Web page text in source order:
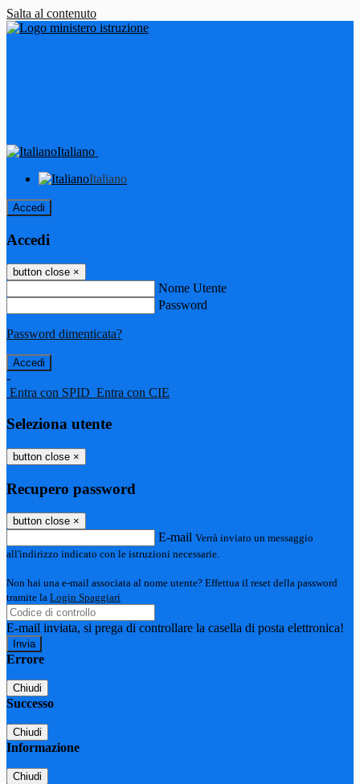
Salta al contenuto
Italiano
Italiano
Accedi
Accedi
button close ×
Nome Utente
Password
Password dimenticata?
-
Entra con SPID Entra con CIE
Seleziona utente
button close ×
Recupero password
button close ×
E-mail Verrà inviato un messaggio
all'indirizzo indicato con le istruzioni necessarie.
Non hai una e-mail associata al nome utente? Effettua il reset della password
tramite la Login Spaggiari
E-mail inviata, si prega di controllare la casella di posta elettronica!
Errore
Chiudi
Successo
Chiudi
Informazione
Chiudi